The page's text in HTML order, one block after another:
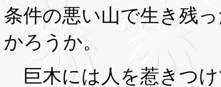
条件の悪い山で生き残
かろうか。
巨木には人を惹きつ